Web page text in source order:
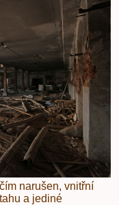
narušen, vnitřní
a jediné